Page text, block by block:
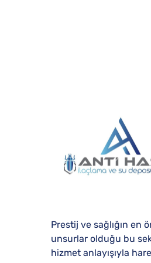
Prestij ve sağlığın en
unsurlar olduğu bu
hizmet anlayışıyla